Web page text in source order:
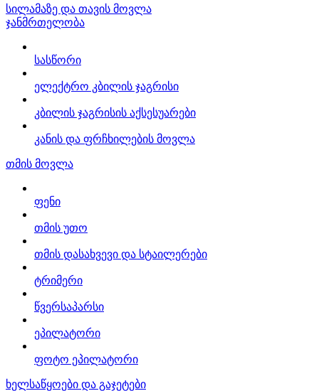
სილამაზე და თავის მოვლა
ჯანმრთელობა
სასწორი
ელექტრო კბილის ჯაგრისი
კბილის ჯაგრისის აქსესუარები
კანის და ფრჩხილების მოვლა
თმის მოვლა
ფენი
თმის უთო
თმის დასახვევი და სტაილერები
ტრიმერი
წვერსაპარსი
ეპილატორი
ფოტო ეპილატორი
ხელსაწყოები და გაჯეტები